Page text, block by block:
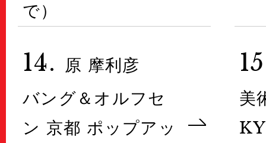
で）
14. 原 摩利彦
バング＆オルフセ
ン 京都 ポップアッ
美